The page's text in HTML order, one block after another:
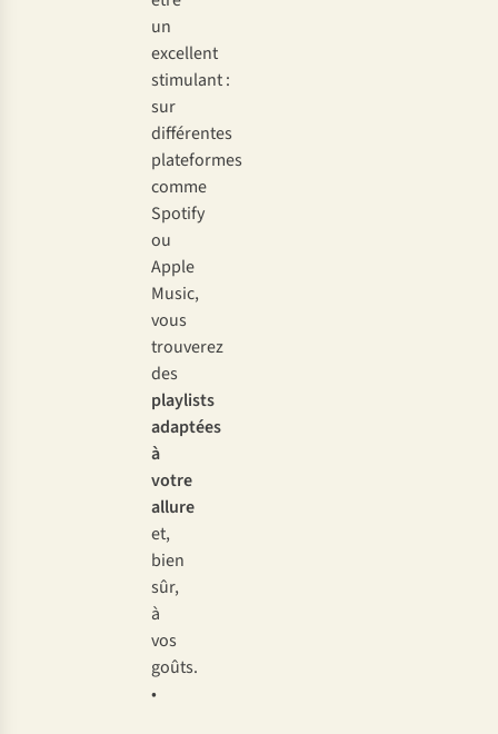
un
excellent
stimulant :
sur
différentes
plateformes
comme
Spotify
ou
Apple
Music,
vous
trouverez
des
playlists
adaptées
à
votre
allure
et,
bien
sûr,
à
vos
goûts.
•